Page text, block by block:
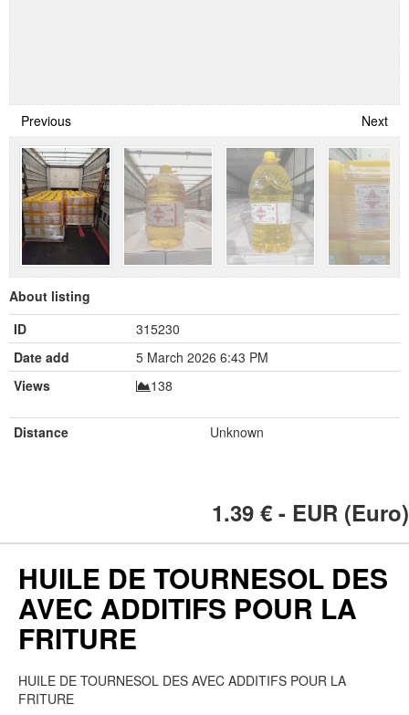
Previous Next
About listing
ID
315230
Date add
5 March 2026 6:43 PM
Views
138
Distance Unknown
1.39 € - EUR (Euro)
HUILE DE TOURNESOL DES
AVEC ADDITIFS POUR LA
FRITURE
HUILE DE TOURNESOL DES AVEC ADDITIFS POUR LA
FRITURE